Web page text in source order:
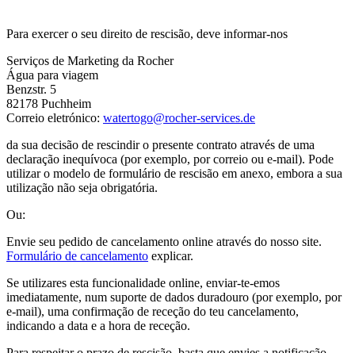
Para exercer o seu direito de rescisão, deve informar-nos
Serviços de Marketing da Rocher
Água para viagem
Benzstr. 5
82178 Puchheim
Correio eletrónico: watertogo@rocher-services.de
da sua decisão de rescindir o presente contrato através de uma
declaração inequívoca (por exemplo, por correio ou e-mail). Pode
utilizar o modelo de formulário de rescisão em anexo, embora a sua
utilização não seja obrigatória.
Ou:
Envie seu pedido de cancelamento online através do nosso site.
Formulário de cancelamento explicar.
Se utilizares esta funcionalidade online, enviar-te-emos
imediatamente, num suporte de dados duradouro (por exemplo, por
e-mail), uma confirmação de receção do teu cancelamento,
indicando a data e a hora de receção.